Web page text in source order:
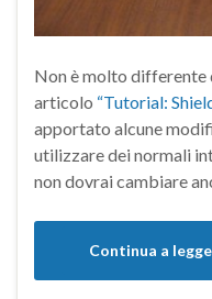
Non è molto differente
articolo “Tutorial:
apportato alcune
utilizzare dei normali
non dovrai cambiare
Continua a